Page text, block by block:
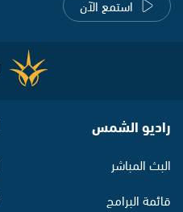
استمع الآن
راديو الشمس
البث المباشر
قائمة البرامج